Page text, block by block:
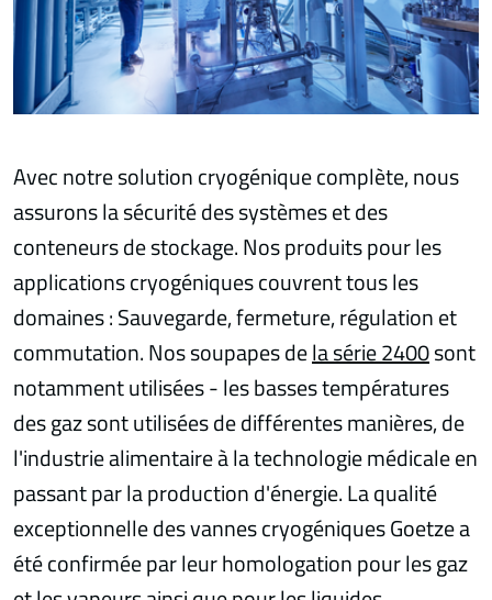
Avec notre solution cryogénique complète, nous
assurons la sécurité des systèmes et des
conteneurs de stockage. Nos produits pour les
applications cryogéniques couvrent tous les
domaines : Sauvegarde, fermeture, régulation et
commutation. Nos soupapes dela série 2400sont
notamment utilisées - les basses températures
des gaz sont utilisées de différentes manières, de
l'industrie alimentaire à la technologie médicale en
passant par la production d'énergie. La qualité
exceptionnelle des vannes cryogéniques Goetze a
été confirmée par leur homologation pour les gaz